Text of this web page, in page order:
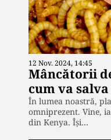
12 Nov. 2024, 14:45
Mâncătorii
cum va
În lumea noastră,
omniprezent. Vine,
din Kenya. Își…